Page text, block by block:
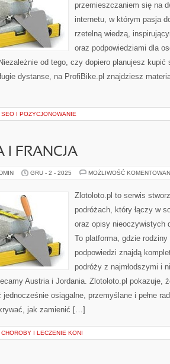
przemieszczaniem się na
internetu, w którym pasja
rzetelną wiedzą,
oraz podpowiedziami dla
od tego, czy dopiero planujesz kupić
dystanse, na ProfiBike.pl znajdziesz
SEO I POZYCJONOWANIE
I FRANCJA
GRU - 2 - 2025 MOŻLIWOŚĆ
Zlotoloto.pl to serwis
podróżach, który łączy w
oraz opisy nieoczywistych
To platforma, gdzie
podpowiedzi znajdą
podróży z najmłodszymi i
Austria i Jordania. Zlotoloto.pl pokazuje,
osiągalne, przemyślane i pełne
jak zamienić […]
CHOROBY I LECZENIE KONI